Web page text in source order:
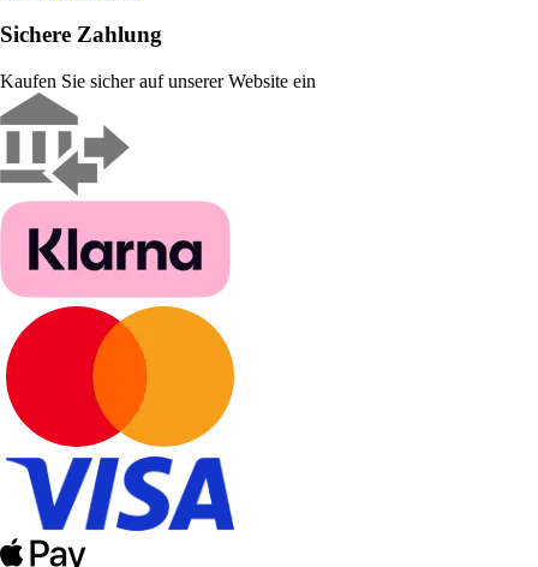
Sichere Zahlung
Kaufen Sie sicher auf unserer Website ein